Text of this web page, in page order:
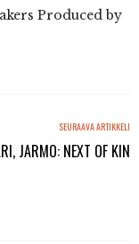
Produced by
SEURAAVA ARTIKKELI
JARMO: NEXT OF KIN